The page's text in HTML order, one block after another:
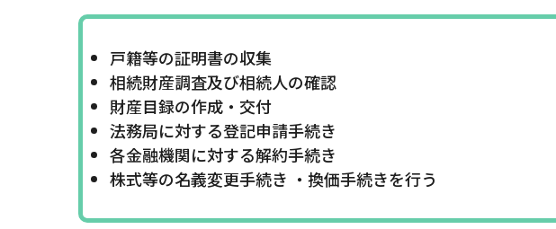
戸籍等の証明書の収集
相続財産調査及び相続人の確認
財産目録の作成・交付
法務局に対する登記申請手続き
各金融機関に対する解約手続き
株式等の名義変更手続き ・換価手続きを行う